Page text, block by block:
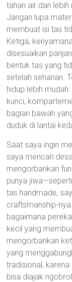
tahan air dan
Jangan lupa
membuat isi tas
Ketiga,
disesuaikan
bentuk tas yang
setelah seharian.
hidup lebih
kunci,
bagian bawah
duduk di lantai
Saat saya ingin
saya mencari
mengorbankan
punya
tas handmade,
craftsmanship-
bagaimana
kecil yang
mengorbankan
yang
tradisional,
bisa diajak